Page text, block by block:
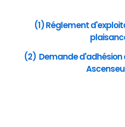
(1) Réglement
(2) Demande d'adhésion